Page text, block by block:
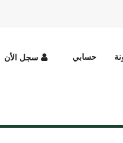
حسابي سجل الأن